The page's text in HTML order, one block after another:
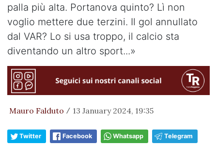
palla più alta. Portanova quinto? Lì non
voglio mettere due terzini. Il gol annullato
dal VAR? Lo si usa troppo, il calcio sta
diventando un altro sport...»
Mauro Falduto / 13 January 2024, 19:35
Twitter Facebook Whatsapp Telegram